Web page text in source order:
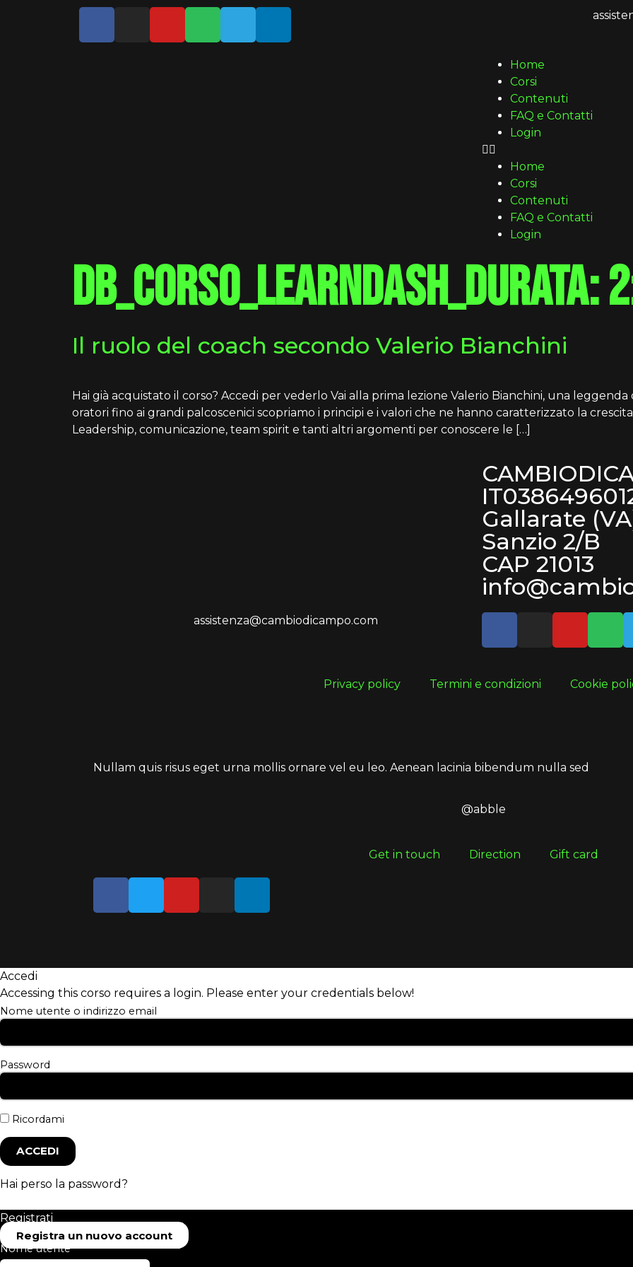
Home
Corsi
Contenuti
FAQ e Contatti
Login
Home
Corsi
Contenuti
FAQ e Contatti
Login
db_corso_learndash_durata:
Il ruolo del coach secondo Valerio Bianchini
Hai già acquistato il corso? Accedi per vederlo Vai alla prima lezione Valerio Bianchini, una
oratori fino ai grandi palcoscenici scopriamo i principi e i valori che ne hanno caratterizzato la
Leadership, comunicazione, team spirit e tanti altri argomenti per conoscere le […]
Gallarate
Sanzio 2/B
CAP 21013
assistenza@cambiodicampo.com
Privacy policy Termini e condizioni Cookie
Nullam quis risus eget urna mollis ornare vel eu leo. Aenean lacinia bibendum nulla sed
@abble
Get in touch Direction Gift card
Accedi
Accessing this corso requires a login. Please enter your credentials below!
Nome utente o indirizzo email
Password
Ricordami
Hai perso la password?
Registrati
Registra un nuovo account
Nome utente